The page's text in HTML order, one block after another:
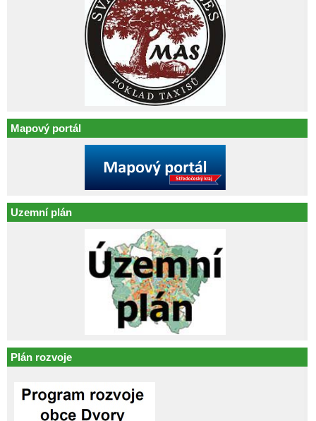
Mapový portál
Uzemní plán
Plán rozvoje